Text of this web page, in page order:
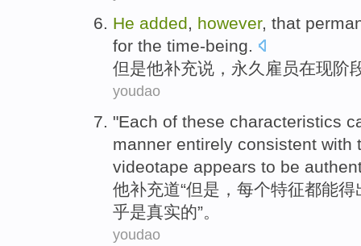
He added, however, that
for the time-being.
但是他补充说 ， 永久 雇员在现阶
youdao
"Each of these characteristics
manner entirely consistent with
videotape appears to be
他补充道“但是 ， 每个特征都能得
乎是真实的”。
youdao